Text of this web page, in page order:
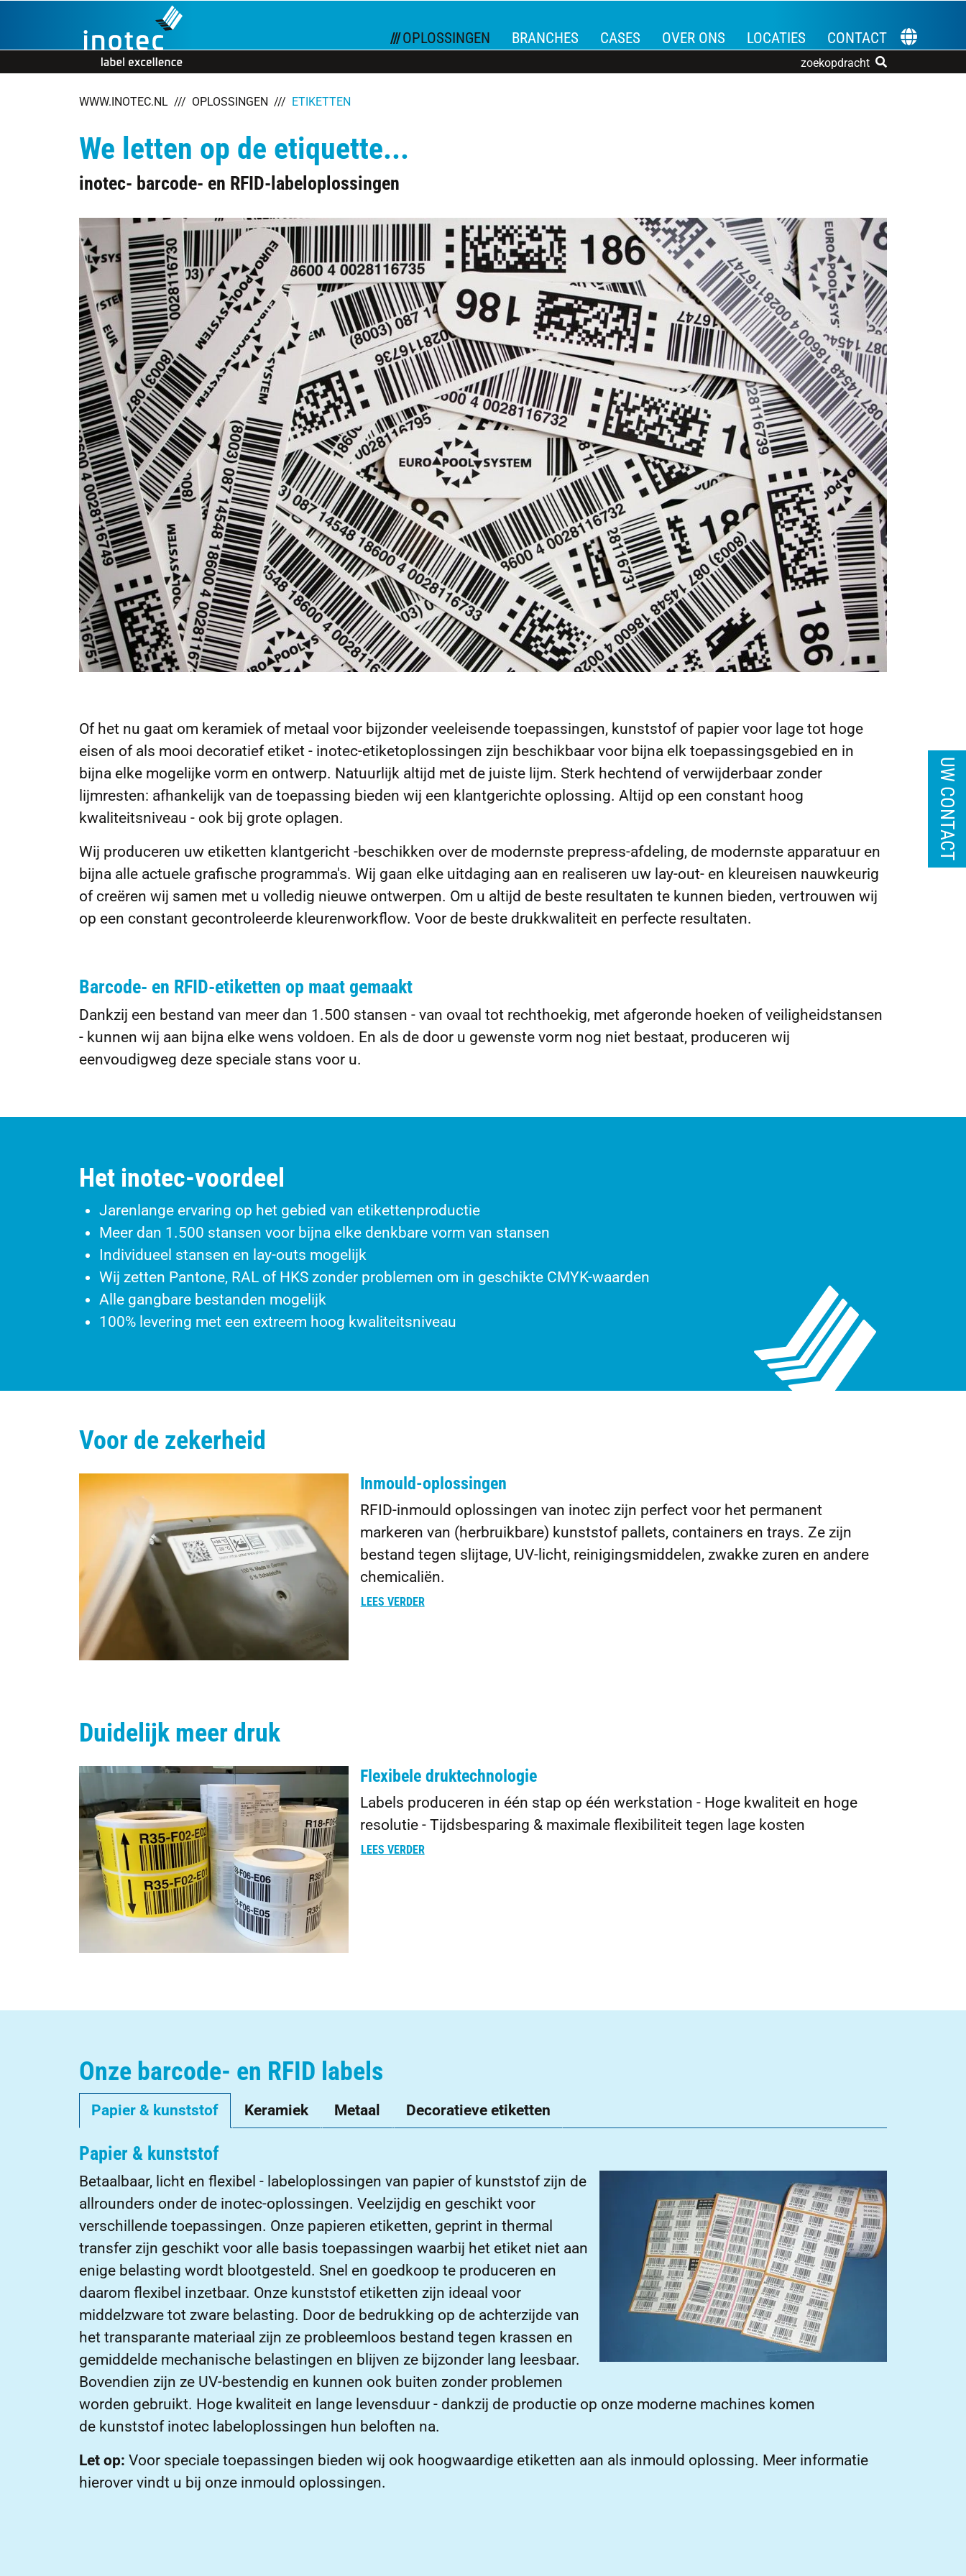
OPLOSSINGEN BRANCHES CASES OVER ONS LOCATIES CONTACT
zoekopdracht
WWW.INOTEC.NL OPLOSSINGEN ETIKETTEN
We letten op de etiquette...
inotec- barcode- en RFID-labeloplossingen
Of het nu gaat om keramiek of metaal voor bijzonder veeleisende toepassingen, kunststof of papier voor lage tot hoge
eisen of als mooi decoratief etiket - inotec-etiketoplossingen zijn beschikbaar voor bijna elk toepassingsgebied en in
bijna elke mogelijke vorm en ontwerp. Natuurlijk altijd met de juiste lijm. Sterk hechtend of verwijderbaar zonder
lijmresten: afhankelijk van de toepassing bieden wij een klantgerichte oplossing. Altijd op een constant hoog
kwaliteitsniveau - ook bij grote oplagen.
Wij produceren uw etiketten klantgericht -beschikken over de modernste prepress-afdeling, de modernste apparatuur en
bijna alle actuele grafische programma's. Wij gaan elke uitdaging aan en realiseren uw lay-out- en kleureisen nauwkeurig
of creëren wij samen met u volledig nieuwe ontwerpen. Om u altijd de beste resultaten te kunnen bieden, vertrouwen wij
op een constant gecontroleerde kleurenworkflow. Voor de beste drukkwaliteit en perfecte resultaten.
Barcode- en RFID-etiketten op maat gemaakt
Dankzij een bestand van meer dan 1.500 stansen - van ovaal tot rechthoekig, met afgeronde hoeken of veiligheidstansen
- kunnen wij aan bijna elke wens voldoen. En als de door u gewenste vorm nog niet bestaat, produceren wij
eenvoudigweg deze speciale stans voor u.
Het inotec-voordeel
Jarenlange ervaring op het gebied van etikettenproductie
Meer dan 1.500 stansen voor bijna elke denkbare vorm van stansen
Individueel stansen en lay-outs mogelijk
Wij zetten Pantone, RAL of HKS zonder problemen om in geschikte CMYK-waarden
Alle gangbare bestanden mogelijk
100% levering met een extreem hoog kwaliteitsniveau
Voor de zekerheid
Inmould-oplossingen
RFID-inmould oplossingen van inotec zijn perfect voor het permanent
markeren van (herbruikbare) kunststof pallets, containers en trays. Ze zijn
bestand tegen slijtage, UV-licht, reinigingsmiddelen, zwakke zuren en andere
chemicaliën.
LEES VERDER
Duidelijk meer druk
Flexibele druktechnologie
Labels produceren in één stap op één werkstation - Hoge kwaliteit en hoge
resolutie - Tijdsbesparing & maximale flexibiliteit tegen lage kosten
LEES VERDER
Onze barcode- en RFID labels
Papier & kunststof Keramiek Metaal Decoratieve etiketten
Papier & kunststof
Betaalbaar, licht en flexibel - labeloplossingen van papier of kunststof zijn de
allrounders onder de inotec-oplossingen. Veelzijdig en geschikt voor
verschillende toepassingen. Onze papieren etiketten, geprint in thermal
transfer zijn geschikt voor alle basis toepassingen waarbij het etiket niet aan
enige belasting wordt blootgesteld. Snel en goedkoop te produceren en
daarom flexibel inzetbaar. Onze kunststof etiketten zijn ideaal voor
middelzware tot zware belasting. Door de bedrukking op de achterzijde van
het transparante materiaal zijn ze probleemloos bestand tegen krassen en
gemiddelde mechanische belastingen en blijven ze bijzonder lang leesbaar.
Bovendien zijn ze UV-bestendig en kunnen ook buiten zonder problemen
worden gebruikt. Hoge kwaliteit en lange levensduur - dankzij de productie op onze moderne machines komen
de kunststof inotec labeloplossingen hun beloften na.
Let op: Voor speciale toepassingen bieden wij ook hoogwaardige etiketten aan als inmould oplossing. Meer informatie
hierover vindt u bij onze inmould oplossingen.
UW CONTACT